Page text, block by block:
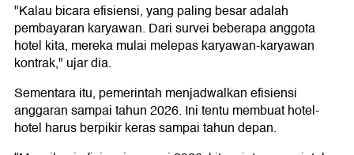
"Kalau bicara efisiensi, yang paling besar adalah
pembayaran karyawan. Dari survei beberapa anggota
hotel kita, mereka mulai melepas karyawan-karyawan
kontrak," ujar dia.
Sementara itu, pemerintah menjadwalkan efisiensi
anggaran sampai tahun 2026. Ini tentu membuat hotel-
hotel harus berpikir keras sampai tahun depan.